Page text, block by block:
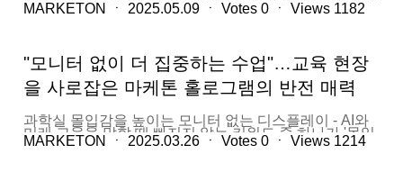
사와 소통했다. 양해각서(MoU) 등 16건의 업무협약을 체
학기술청(HTX), 자율주행 시험장(테스트베드) 운영센터
(CETRAN), 싱가포르 중부 지역 의료 기술혁신 전담기관
(CMTI) 등 현지 기관들과의 협의를 통해 한국 ICT 기업들
이 싱가포르 공공안전, 자율주행, 건강관리(헬스케어) 분
야 등에 진출할 수 있는 발판을 마련했다. 이번 행사를...
식으로 마케톤 주식회사의 ‘3D 홀로그램 터치 비전’은 초
것이란 기대다. 마케톤 주식회사는 이번 혁신제품 임차를
계기로 공공시장 진입을 본격적으로 추진할 계획이며 판
로 개척을 위한 적극적인 지원을 요청했다. 백승보 조달
청 차장은 “첨단기술을 선도하는 기업이 공공시장에 안
출, 정책자금 지원 등 가능한 정책지원을 아끼지 않겠
다”며 “찾아가는 현장 소통을 통해 혁신기업에 필요한 지
원 수단을 함께 고민해 공공시장이 성장의 디딤돌이 될
치 비전 혁신 제품 기업인 마케톤(주)를 방문해 판로 지원
위치한 마케톤은 ‘매개물 없이 공중에 이미지와 터치가
가능한 홀로그램’ 기술로 지난해 혁신 제품으로 지정됐
다. 올해는 지난 17일 임차 시범 구매 대상에 이름을 올려
공공기관 시범 사용을 앞두고 있다. 3D 홀로그램 터치 비
전을 초·중·고등학교와 과학관, 안전 체험관 등 여러 기관
이 동시에 시범 사용을 할 수어 제품 성능 검증을 효과적
으로 진행할 수 있을 것으로 기대한다. 마케톤은 이번 혁
MARKETON ㆍ 2025.05.09 ㆍ Votes 0 ㆍ Views 1182
"모니터 없이 더 집중하는 수업"…교육 현장
을 사로잡은 마케톤 홀로그램의 반전 매력
과학실 몰입감을 높이는 모니터 없는 디스플레이 - AI와
미래 교육을 말할 때 빠지지 않는 키워드 중 하나가 '몰입
감'이다. 마케톤(대표 양창준)의 홀로그램 디스플레이는
MARKETON ㆍ 2025.03.26 ㆍ Votes 0 ㆍ Views 1214